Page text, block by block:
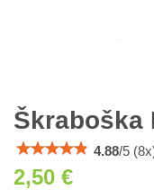
Škraboška
4.88/5 (8
2,50 €